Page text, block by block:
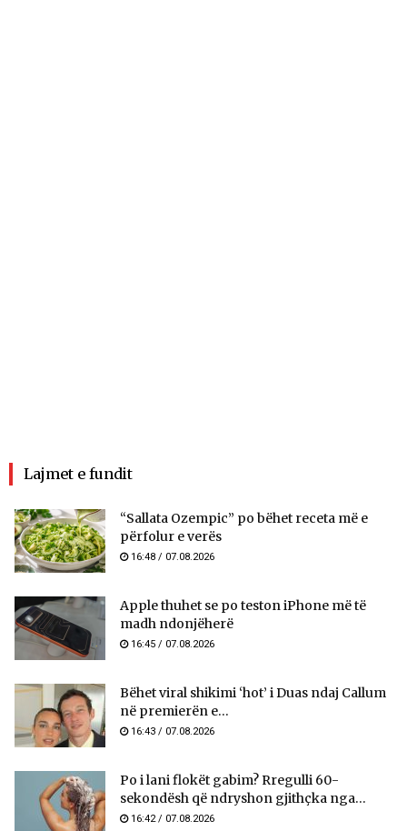
Lajmet e fundit
“Sallata Ozempic” po bëhet receta më e
përfolur e verës
16:48 / 07.08.2026
Apple thuhet se po teston iPhone më të
madh ndonjëherë
16:45 / 07.08.2026
Bëhet viral shikimi ‘hot’ i Duas ndaj Callum
në premierën e...
16:43 / 07.08.2026
Po i lani flokët gabim? Rregulli 60-
sekondësh që ndryshon gjithçka nga...
16:42 / 07.08.2026